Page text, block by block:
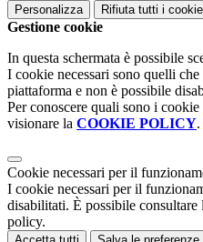
Personalizza Rifiuta tutti i
Gestione cookie
In questa schermata è possibile
I cookie necessari sono quelli
piattaforma e non è possibile
Per conoscere quali sono i
visionare la COOKIE POLICY.
Cookie necessari per il
I cookie necessari per il
disabilitati. È possibile
policy.